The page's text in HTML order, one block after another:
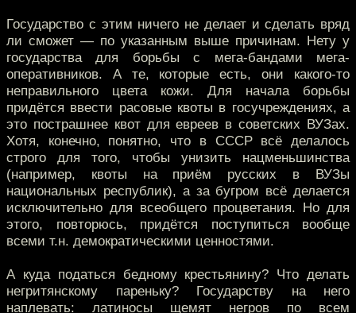
Государство с этим ничего не делает и сделать вряд
ли сможет — по указанным выше причинам. Нету у
государства для борьбы с мега-бандами мега-
оперативников. А те, которые есть, они какого-то
неправильного цвета кожи. Для начала борьбы
придётся ввести расовые квоты в госучреждениях, а
это пострашнее квот для евреев в советских ВУЗах.
Хотя, конечно, понятно, что в СССР всё делалось
строго для того, чтобы унизить нацменьшинства
(например, квоты на приём русских в ВУЗы
национальных республик), а за бугром всё делается
исключительно для всеобщего процветания. Но для
этого, повторюсь, придётся поступиться вообще
всеми т.н. демократическими ценностями.
А куда податься бедному крестьянину? Что делать
негритянскому пареньку? Государству на него
наплевать: латиносы щемят негров по всем